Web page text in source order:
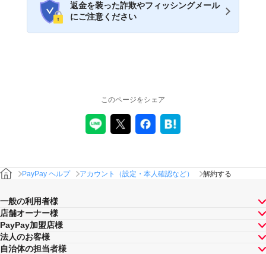
返金を装った詐欺やフィッシングメール
にご注意ください
このページをシェア
PayPay ヘルプ アカウント（設定・本人確認など） 解約する
一般の利用者様
店舗オーナー様
PayPay加盟店様
法人のお客様
自治体の担当者様